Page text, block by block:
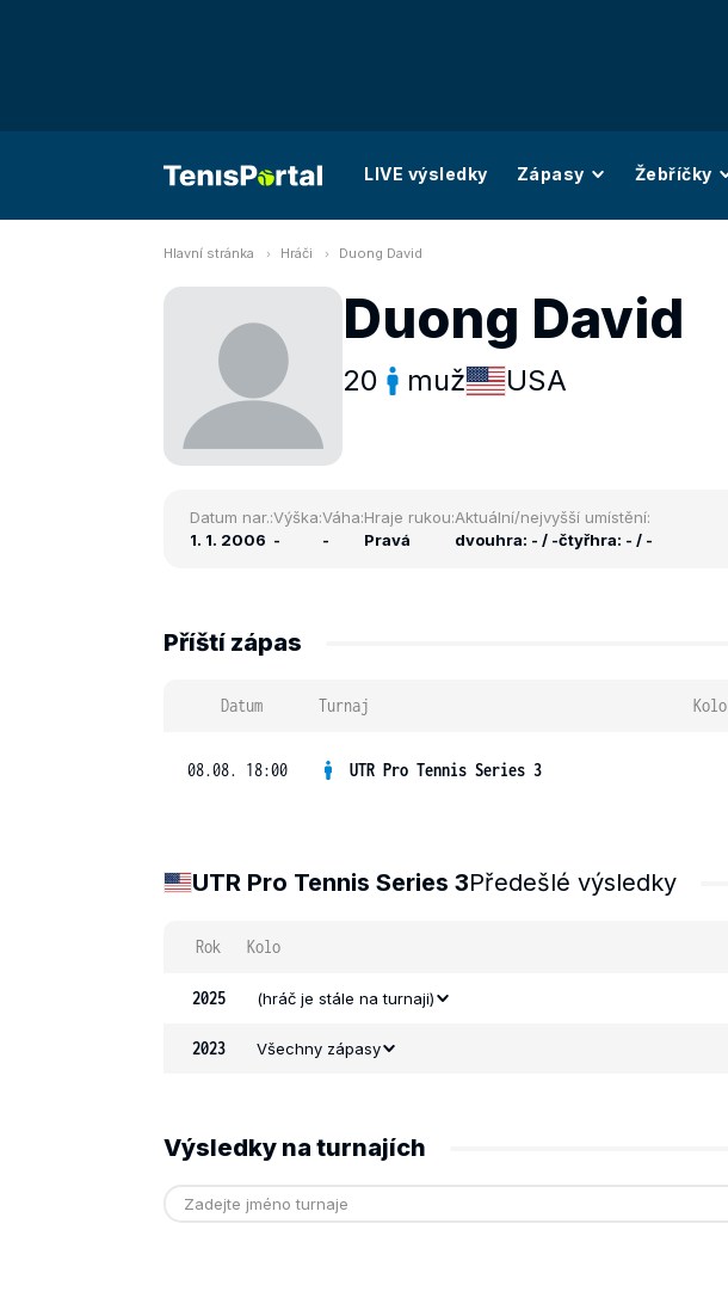
LIVE výsledky Zápasy Žebříčky
Hlavní stránka Hráči Duong David
Duong David
20 muž USA
Datum nar.:
1. 1. 2006
Výška:
-
Váha:
-
Hraje rukou:
Pravá
Aktuální/nejvyšší umístění:
dvouhra: - / -čtyřhra: - / -
Příští zápas
Datum Turnaj Kolo
08.08. 18:00 UTR Pro Tennis Series 3
UTR Pro Tennis Series 3Předešlé výsledky
Rok Kolo
2025 (hráč je stále na turnaji)
2023 Všechny zápasy
Výsledky na turnajích